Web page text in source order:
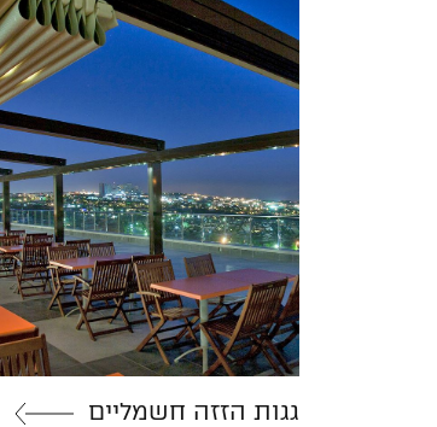
גגות הזזה חשמליים